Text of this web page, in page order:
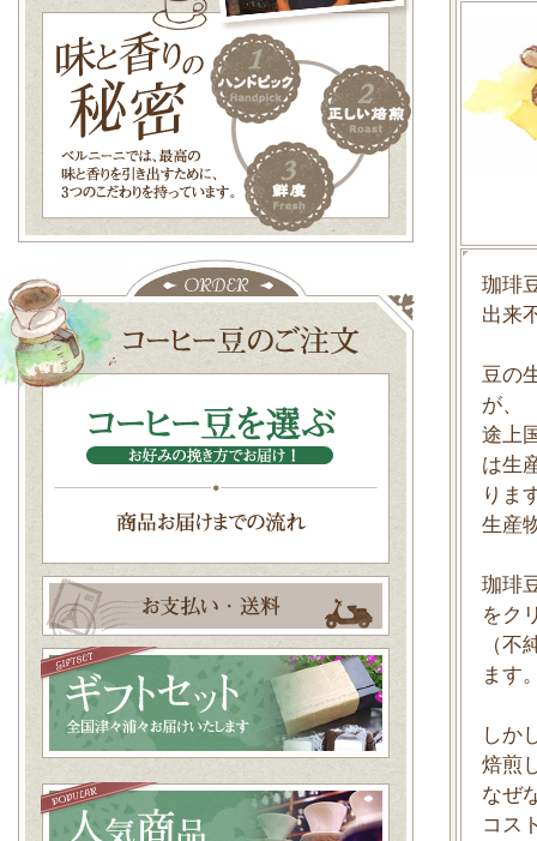
珈琲
出来
豆の
が、
途上
は生
りま
生産
珈琲
をク
（
ます
しか
焙煎
なぜ
コス